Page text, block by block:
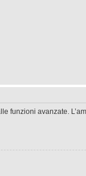
funzioni avanzate.